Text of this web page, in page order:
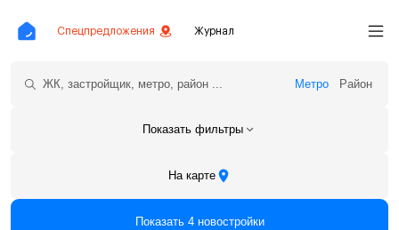
Спецпредложения Журнал
Метро Район
Показать фильтры
На карте
Показать 4 новостройки